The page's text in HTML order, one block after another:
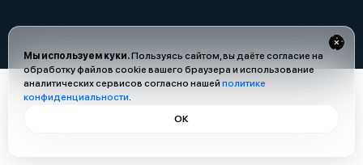
Мы используем куки.Пользуясь сайтом, вы даёте согласие на
обработку файлов cookie вашего браузера и использование
аналитических сервисов согласно нашей политике
конфиденциальности.
ОК